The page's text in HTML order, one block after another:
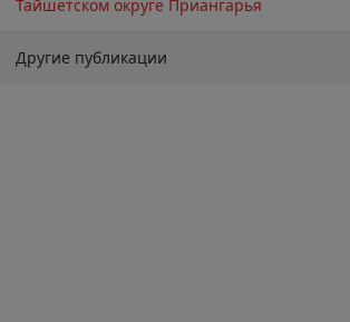
Тайшетском округе Приангарья
Другие публикации